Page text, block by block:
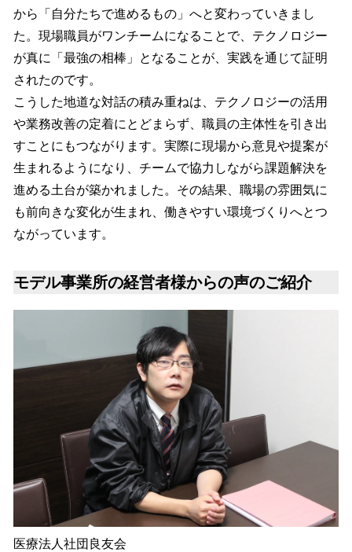
から「自分たちで進めるもの」へと変わっていきまし
た。現場職員がワンチームになることで、テクノロジー
が真に「最強の相棒」となることが、実践を通じて証明
されたのです。
こうした地道な対話の積み重ねは、テクノロジーの活用
や業務改善の定着にとどまらず、職員の主体性を引き出
すことにもつながります。実際に現場から意見や提案が
生まれるようになり、チームで協力しながら課題解決を
進める土台が築かれました。その結果、職場の雰囲気に
も前向きな変化が生まれ、働きやすい環境づくりへとつ
ながっています。
モデル事業所の経営者様からの声のご紹介
医療法人社団良友会